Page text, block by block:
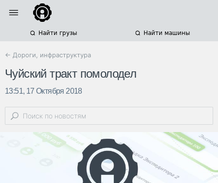
Найти грузы Найти машины
← Дороги, инфраструктура
Чуйский тракт помолодел
13:51, 17 Октября 2018